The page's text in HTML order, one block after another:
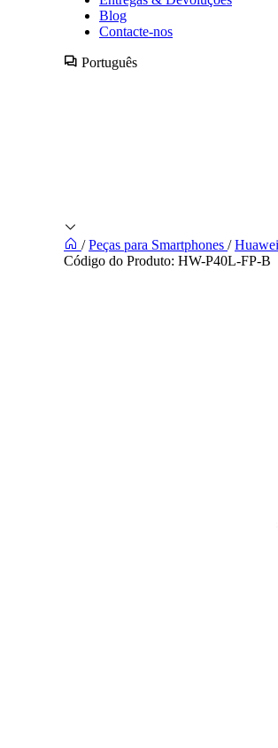
Blog
Contacte-nos
Português
/ Peças para Smartphones / Huawei
Código do Produto: HW-P40L-FP-B